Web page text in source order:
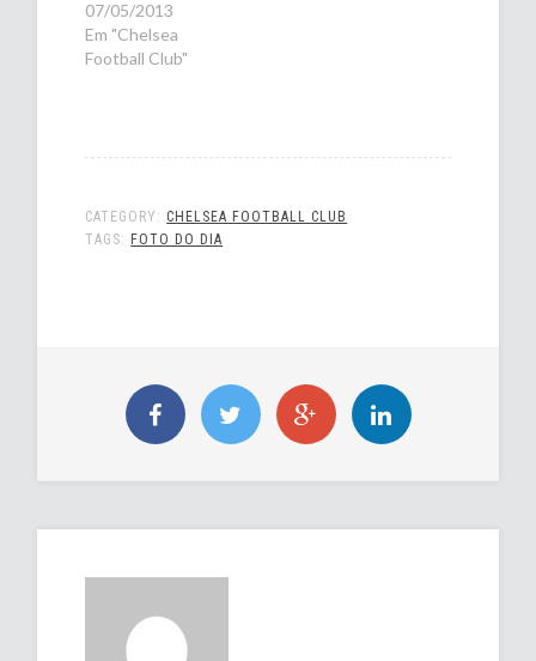
07/05/2013
Em "Chelsea
Football Club"
CATEGORY: CHELSEA FOOTBALL CLUB
TAGS: FOTO DO DIA